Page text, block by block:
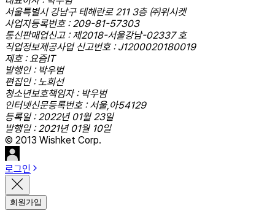
서울특별시 강남구 테헤란로 211 3층 ㈜위시켓
사업자등록번호 : 209-81-57303
통신판매업신고 : 제2018-서울강남-02337 호
직업정보제공사업 신고번호 : J1200020180019
제호 : 요즘IT
발행인 : 박우범
편집인 : 노희선
청소년보호책임자 : 박우범
인터넷신문등록번호 : 서울,아54129
등록일 : 2022년 01월 23일
발행일 : 2021년 01월 10일
© 2013 Wishket Corp.
로그인
회원가입